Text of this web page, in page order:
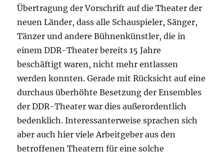
Übertragung der Vorschrift auf die Theater der
neuen Länder, dass alle Schauspieler, Sänger,
Tänzer und andere Bühnenkünstler, die in
einem DDR-Theater bereits 15 Jahre
beschäftigt waren, nicht mehr entlassen
werden konnten. Gerade mit Rücksicht auf eine
durchaus überhöhte Besetzung der Ensembles
der DDR-Theater war dies außerordentlich
bedenklich. Interessanterweise sprachen sich
aber auch hier viele Arbeitgeber aus den
betroffenen Theatern für eine solche